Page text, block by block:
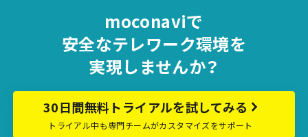
moconaviで
安全なテレワーク環境を
実現しませんか？
30日間無料トライアルを試してみる
トライアル中も専門チームがカスタマイズをサポート